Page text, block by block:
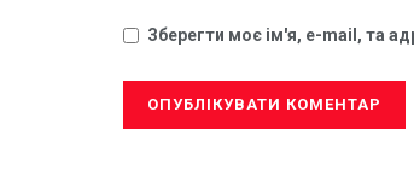
Зберегти моє ім'я, e-mail, та